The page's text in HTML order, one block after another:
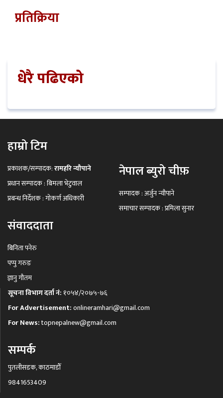
प्रतिक्रिया
धेरै पढिएको
हाम्रो टिम
प्रकाशक/सम्पादक:रामहरि न्यौपाने
प्रधान सम्पादक : बिमला भेटुवाल
प्रबन्ध निर्देशक : गोकर्ण अधिकारी
नेपाल ब्युरो चीफ़
सम्पादक : अर्जुन न्यौपाने
समाचार सम्पादक : प्रमिला सुनार
संवाददाता
बिनिता पनेरु
पप्पु गरुङ
ज्ञानु गौतम
सूचना विभाग दर्ता नं: १०५४/२०७५-७६
For Advertisement:onlineramhari@gmail.com
For News:topnepalnew@gmail.com
सम्पर्क
पुतलीसडक, काठमाडौँ
9841653409